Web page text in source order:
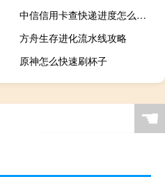
中信信用卡查快递进度怎么查询（中信信用卡快递怎么查）
方舟生存进化流水线攻略
原神怎么快速刷杯子
☚